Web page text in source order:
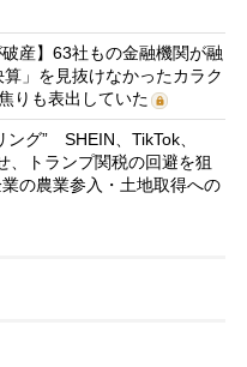
産】63社もの金融機関が融
」を見抜けなかったカラク
りも表出していた
ング” SHEIN、TikTok、
トランプ関税の回避を狙
の農業参入・土地取得への